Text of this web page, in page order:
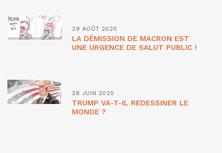
29 AOÛT 2025
LA DÉMISSION DE MACRON EST
UNE URGENCE DE SALUT PUBLIC !
28 JUIN 2025
TRUMP VA-T-IL REDESSINER LE
MONDE ?